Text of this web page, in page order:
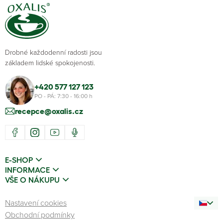
Drobné každodenní radosti jsou
základem lidské spokojenosti.
+420 577 127 123
PO - PÁ: 7:30 - 16:00 h
recepce@oxalis.cz
E-SHOP
INFORMACE
VŠE O NÁKUPU
Nastavení cookies
Obchodní podmínky